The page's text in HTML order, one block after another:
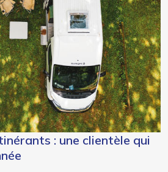
: une clientèle qui